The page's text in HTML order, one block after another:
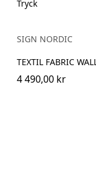
SIGN NORDIC
TEXTIL FABRIC
4 490,00 kr